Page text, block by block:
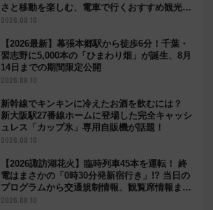
さと移動を楽しむ、電車で行くおすすめ観光情
報も
2026.08.10
【2026最新】幕張本郷駅から徒歩6分！千葉・
習志野に5,000本の「ひまわり畑」が誕生、8月
14日までの期間限定公開
2026.08.10
新幹線でキンキンに冷えたお酒を飲むには？
新大阪駅27番線ホームに登場した完全キャッシ
ュレス「カップ氷」専用自販機が話題！
2026.08.10
【2026諏訪湖花火】臨時列車45本を運転！ 終
電はまさかの「0時30分発新宿行き」!? 当日の
プログラムから交通規制情報、観覧席情報まで
徹底解説
2026.08.10